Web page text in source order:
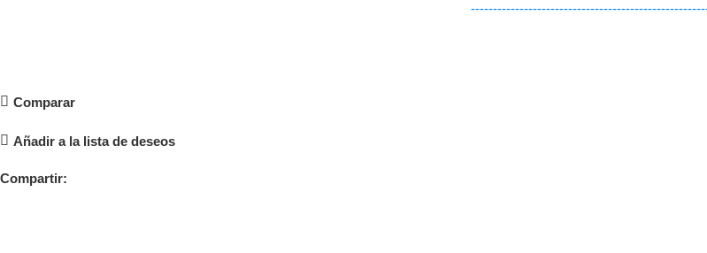
Comparar
Añadir a la lista de deseos
Compartir: